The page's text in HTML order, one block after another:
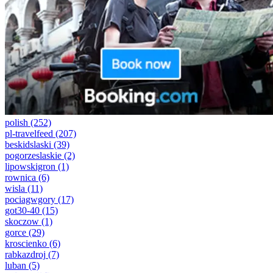
polish (252)
pl-travelfeed (207)
beskidslaski (39)
pogorzeslaskie (2)
lipowskigron (1)
rownica (6)
wisla (11)
pociagwgory (17)
got30-40 (15)
skoczow (1)
gorce (29)
kroscienko (6)
rabkazdroj (7)
luban (5)